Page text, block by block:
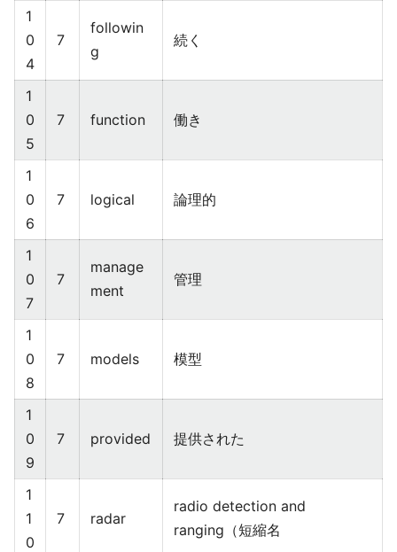
1
0
4
7
followin
g
続く
1
0
5
7 function 働き
1
0
6
7 logical 論理的
1
0
7
7
manage
ment
管理
1
0
8
7 models 模型
1
0
9
7 provided 提供された
1
1
0
7 radar
radio detection and
ranging（短縮名